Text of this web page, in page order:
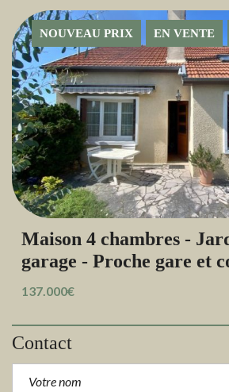
EN VENTE
NOUVEAU PRIX
Maison 4 chambres -
garage - Proche gare et
137.000€
Contact